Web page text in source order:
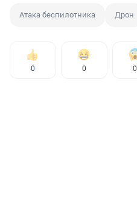
Атака беспилотника Дрон
0 0 0